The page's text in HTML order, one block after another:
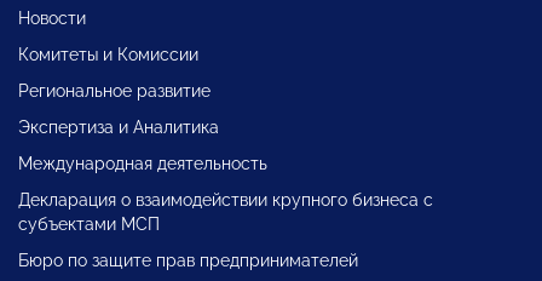
Новости
Комитеты и Комиссии
Региональное развитие
Экспертиза и Аналитика
Международная деятельность
Декларация о взаимодействии крупного бизнеса с
субъектами МСП
Бюро по защите прав предпринимателей